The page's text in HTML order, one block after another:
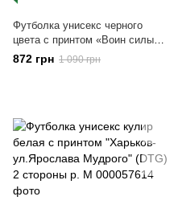
Футболка унисекс черного
цвета с принтом «Воин силы»
(DTG) (двусторонняя) р. M
872 грн 1 090 грн